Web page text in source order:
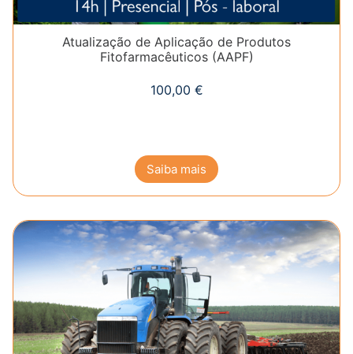
Atualização de Aplicação de Produtos
Fitofarmacêuticos (AAPF)
100,00 €
Saiba mais